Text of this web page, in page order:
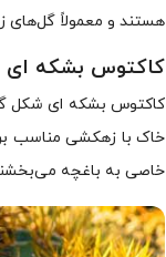
هستند و معمولاً گل‌های
کاکتوس بشکه‌ ای
کاکتوس بشکه‌ ای شکل
خاک با زهکشی مناسب
خاصی به باغچه